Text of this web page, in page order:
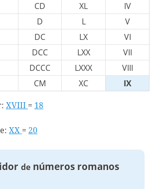
CD XL
IV
D L
V
DC LX
VI
DCC LXX
VII
DCCC LXXX
VIII
CM XC IX
XVIII = 18
XX = 20
de números romanos